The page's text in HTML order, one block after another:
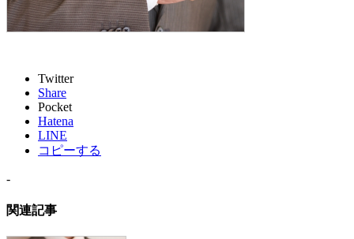
Twitter
Share
Pocket
Hatena
LINE
コピーする
-
関連記事